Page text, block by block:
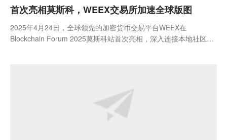
首次亮相莫斯科，WEEX交易所加速全球版图
2025年4月24日，全球领先的加密货币交易平台WEEX在
Blockchain Forum 2025莫斯科站首次亮相，深入连接本地社区与